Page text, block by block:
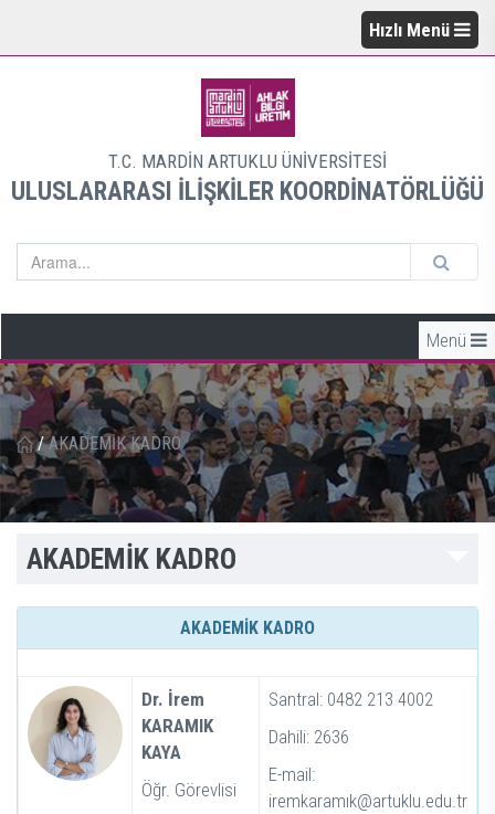
Hızlı Menü
T.C. MARDİN ARTUKLU ÜNİVERSİTESİ
ULUSLARARASI İLİŞKİLER KOORDİNATÖRLÜĞÜ
Menü
/ AKADEMİK KADRO
AKADEMİK KADRO
AKADEMİK KADRO
Dr. İrem
KARAMIK
KAYA
Öğr. Görevlisi
Santral: 0482 213 4002
Dahili: 2636
E-mail:
iremkaramık@artuklu.edu.tr